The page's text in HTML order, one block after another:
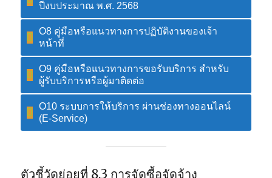
ปีงบประมาณ พ.ศ. 2568
O8 คู่มือหรือแนวทางการปฏิบัติงานของเจ้า
หน้าที่
O9 คู่มือหรือแนวทางการขอรับบริการ สำหรับ
ผู้รับบริการหรือผู้มาติดต่อ
O10 ระบบการให้บริการ ผ่านช่องทางออนไลน์
(E-Service)
ตัวชี้วัดย่อยที่ 8.3 การจัดซื้อจัดจ้าง